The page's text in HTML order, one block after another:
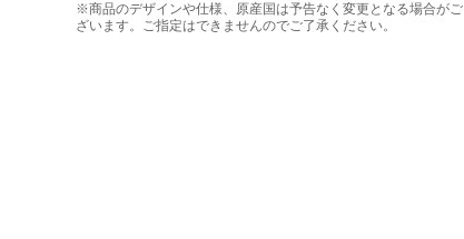
※商品のデザインや仕様、原産国は予告なく変更となる場合がご
ざいます。ご指定はできませんのでご了承ください。